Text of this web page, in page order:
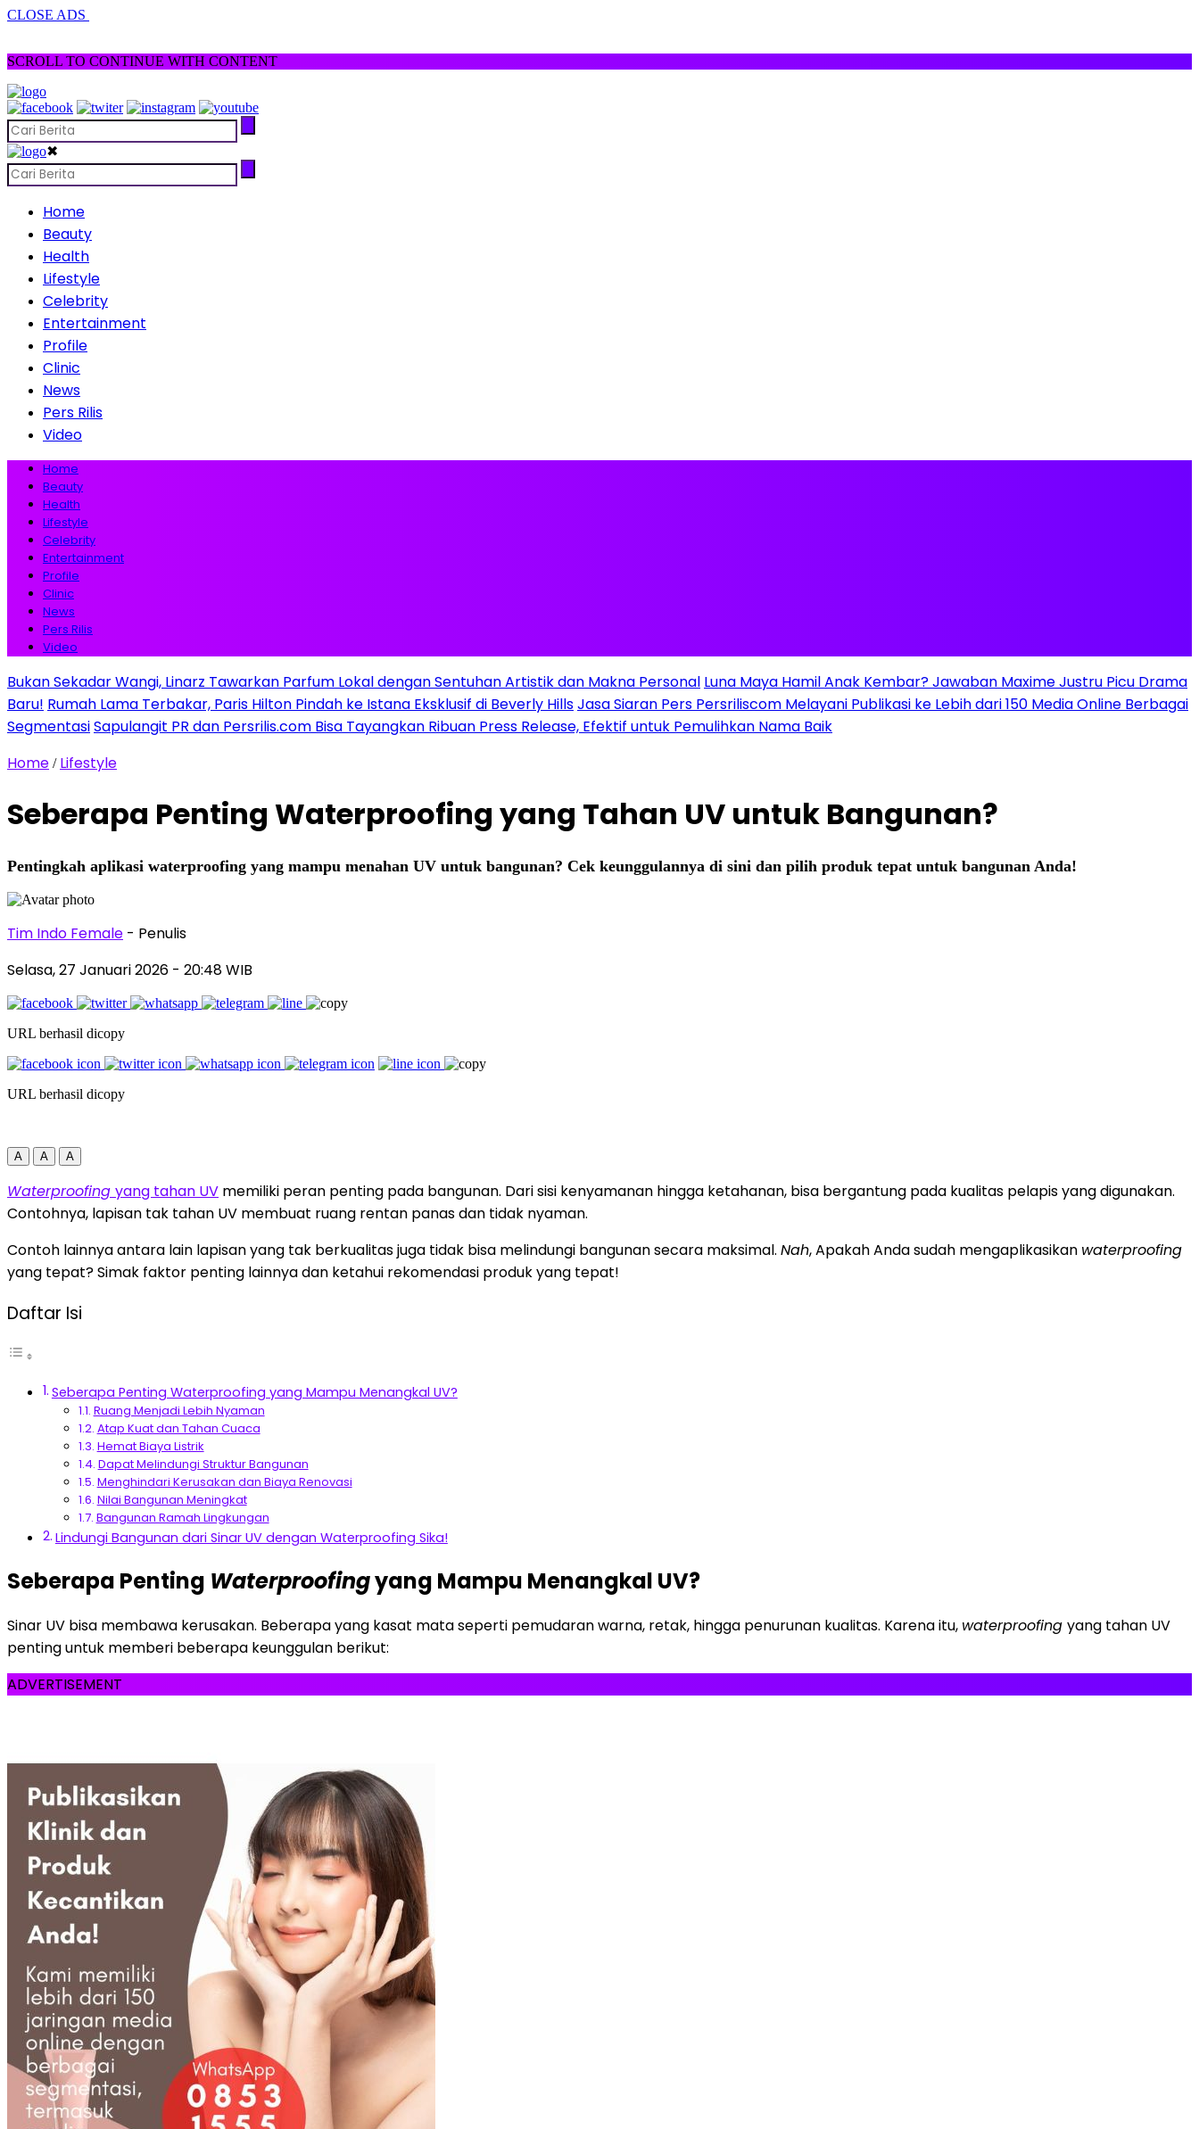
CLOSE ADS
SCROLL TO CONTINUE WITH CONTENT
✖
Home
Beauty
Health
Lifestyle
Celebrity
Entertainment
Profile
Clinic
News
Pers Rilis
Video
Home
Beauty
Health
Lifestyle
Celebrity
Entertainment
Profile
Clinic
News
Pers Rilis
Video
Bukan Sekadar Wangi, Linarz Tawarkan Parfum Lokal dengan Sentuhan Artistik dan Makna Personal Luna Maya Hamil Anak Kembar? Jawaban Maxime Justru Picu Drama
Baru! Rumah Lama Terbakar, Paris Hilton Pindah ke Istana Eksklusif di Beverly HillsJasa Siaran Pers Persriliscom Melayani Publikasi ke Lebih dari 150 Media Online Berbagai
SegmentasiSapulangit PR dan Persrilis.com Bisa Tayangkan Ribuan Press Release, Efektif untuk Pemulihkan Nama Baik
Home / Lifestyle
Seberapa Penting Waterproofing yang Tahan UV untuk Bangunan?
Pentingkah aplikasi waterproofing yang mampu menahan UV untuk bangunan? Cek keunggulannya di sini dan pilih produk tepat untuk bangunan Anda!
Tim Indo Female - Penulis
Selasa, 27 Januari 2026 - 20:48 WIB
URL berhasil dicopy
URL berhasil dicopy
A A A
Waterproofing yang tahan UV memiliki peran penting pada bangunan. Dari sisi kenyamanan hingga ketahanan, bisa bergantung pada kualitas pelapis yang digunakan.
Contohnya, lapisan tak tahan UV membuat ruang rentan panas dan tidak nyaman.
Contoh lainnya antara lain lapisan yang tak berkualitas juga tidak bisa melindungi bangunan secara maksimal. Nah, Apakah Anda sudah mengaplikasikan waterproofing
yang tepat? Simak faktor penting lainnya dan ketahui rekomendasi produk yang tepat!
Daftar Isi
Seberapa Penting Waterproofing yang Mampu Menangkal UV?
Ruang Menjadi Lebih Nyaman
Atap Kuat dan Tahan Cuaca
Hemat Biaya Listrik
Dapat Melindungi Struktur Bangunan
Menghindari Kerusakan dan Biaya Renovasi
Nilai Bangunan Meningkat
Bangunan Ramah Lingkungan
Lindungi Bangunan dari Sinar UV dengan Waterproofing Sika!
Seberapa Penting Waterproofingyang Mampu Menangkal UV?
Sinar UV bisa membawa kerusakan. Beberapa yang kasat mata seperti pemudaran warna, retak, hingga penurunan kualitas. Karena itu, waterproofing yang tahan UV
penting untuk memberi beberapa keunggulan berikut:
ADVERTISEMENT